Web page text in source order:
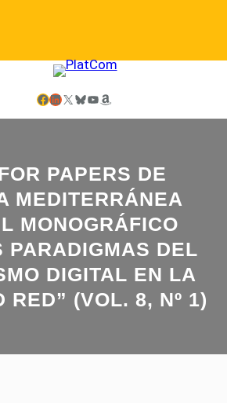
Facebook LinkedIn X Bluesky YouTube Amazon
PAPERS DE
MEDITERRÁNEA
MONOGRÁFICO
PARADIGMAS DEL
DIGITAL EN LA
RED” (VOL. 8, Nº 1)